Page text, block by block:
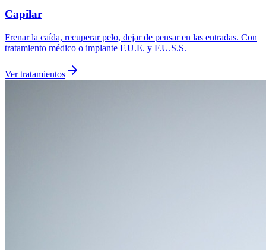
Capilar
Frenar la caída, recuperar pelo, dejar de pensar en las entradas. Con
tratamiento médico o implante F.U.E. y F.U.S.S.
Ver tratamientos